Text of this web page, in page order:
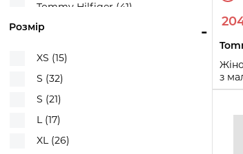
Tommy Hilfiger (41)
UGG (1)
-
Розмір
XS (15)
S (32)
S (21)
L (17)
XL (26)
з